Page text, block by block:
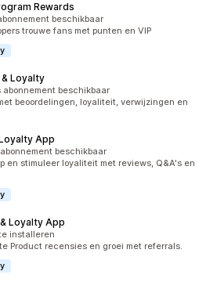
Rewards
beschikbaar
trouwe fans met punten en VIP
Loyalty
abonnement beschikbaar
beoordelingen, loyaliteit, verwijzingen en
App
beschikbaar
en stimuleer loyaliteit met reviews, Q&A's en
Loyalty App
installeren
Product recensies en groei met referrals.